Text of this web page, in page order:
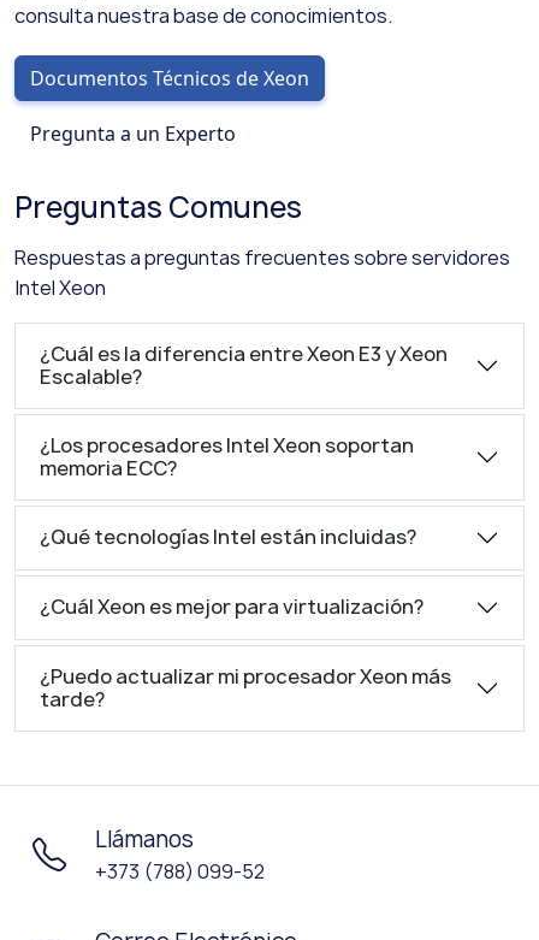
consulta nuestra base de conocimientos.
Documentos Técnicos de Xeon
Pregunta a un Experto
Preguntas Comunes
Respuestas a preguntas frecuentes sobre servidores
Intel Xeon
¿Cuál es la diferencia entre Xeon E3 y Xeon
Escalable?
¿Los procesadores Intel Xeon soportan
memoria ECC?
¿Qué tecnologías Intel están incluidas?
¿Cuál Xeon es mejor para virtualización?
¿Puedo actualizar mi procesador Xeon más
tarde?
Llámanos
+373 (788) 099-52